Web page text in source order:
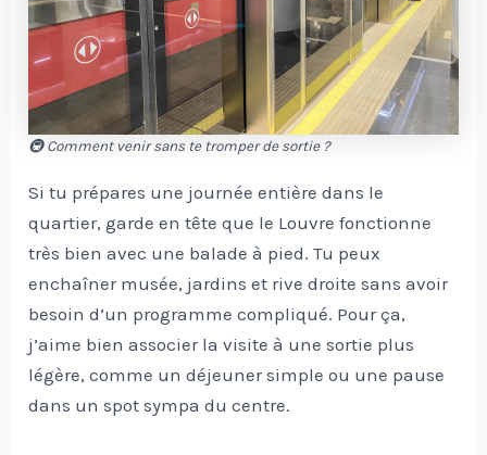
🚇 Comment venir sans te tromper de sortie ?
Si tu prépares une journée entière dans le
quartier, garde en tête que le Louvre fonctionne
très bien avec une balade à pied. Tu peux
enchaîner musée, jardins et rive droite sans avoir
besoin d’un programme compliqué. Pour ça,
j’aime bien associer la visite à une sortie plus
légère, comme un déjeuner simple ou une pause
dans un spot sympa du centre.